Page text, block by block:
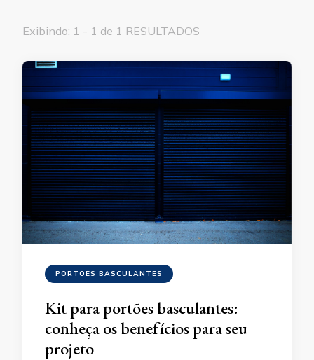
Exibindo: 1 - 1 de 1 RESULTADOS
PORTÕES BASCULANTES
Kit para portões basculantes:
conheça os benefícios para seu
projeto